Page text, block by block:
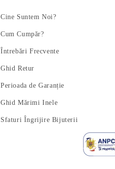
Cine Suntem Noi?
Cum Cumpăr?
Întrebări Frecvente
Ghid Retur
Perioada de Garanție
Ghid Mărimi Inele
Sfaturi Îngrijire Bijuterii